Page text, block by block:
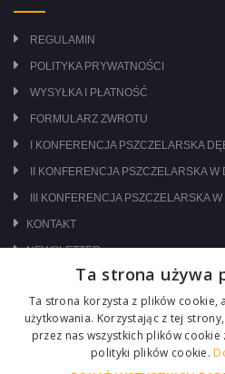
REGULAMIN
POLITYKA PRYWATNOŚCI
WYSYŁKA I PŁATNOŚĆ
FORMULARZ ZWROTU
I KONFERENCJA PSZCZELARSKA
II KONFERENCJA PSZCZELARSKA W
III KONFERENCJA PSZCZELARSKA
KONTAKT
NEWSLETTER
ODWIEDŹ NAS NA:
Ta strona używa
Ta strona korzysta z plików cookie,
użytkowania. Korzystając z tej
przez nas wszystkich plików
polityki plików cookie.